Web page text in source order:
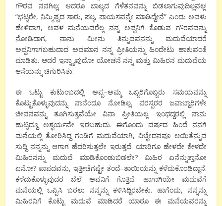
ಗೌರವ
ನನಗಿಲ್ಲ;ಆದರೂ ಬಾಲ್ಯದ ಗೆಳೆತನವನ್ನು ಬಿಡಲಾಗುವುದಿಲ್ಲವಲ್ಲ!
“ಭಟ್ಟರೇ, ನಿಮ್ಮಿಷ್ಟದ ಸಾರು,ಪಲ್ಯ, ಪಾಯಸವನ್ನೇ ಮಾಡಿದ್ದೇನೆ”ಎಂದು ಅವಳು
ಹೇಳಿದಾಗ, ಅವಳ ಮನೆಯವರೆಲ್ಲ ನನ್ನ ಅಪ್ಪನಿಗೆ ಕೊಡುವ ಗೌರವವನ್ನು
ನೋಡಿದಾಗ,ನಾನು ಮೀನು ತಿನ್ನುವವನನ್ನು
ಮದುವೆಯಾದರೆ
ಅಪ್ಪನಿಗಾಗಬಹುದಾದ ಅವಮಾನ ನನ್ನ ಪ್ರೀತಿಯನ್ನು ಹಿಂದೇಟು ಹಾಕುವಂತೆ
ಮಾಡಿತು.ಆದರೆ ಇನ್ನ್ಯಾವುದೋ ಯೋಚನೆ ನನ್ನ ಮತ್ತು ಮಿಹಿರನ ಮದುವೆಯ
ಆಸೆಯನ್ನು ಚಿಗುರಿಸಿತು.
ಈ ಒಟ್ಟು ಕುಟುಂಬದಲ್ಲಿ ಅಪ್ಪ–ಅಮ್ಮ ಒಬ್ಬರಿಗೊಬ್ಬರು
ಸಮಯವನ್ನು
ಕೊಟ್ಟುಕೊಳ್ಳುವುದನ್ನು
ನಾನೆಂದೂ ನೋಡಿಲ್ಲ. ಪರಸ್ಪರರ
ಜವಾಬ್ದಾರಿಗಳೇ
ಜೀವನವನ್ನು
ತೂಗಿಸುತ್ತವೆಯೇ ವಿನಾ ಪ್ರೀತಿಯಲ್ಲ.ಇಂಥದ್ದರಲ್ಲಿ
ನಾನು
ಹುಟ್ಟಿದ್ದೂ ಅಶ್ಛರ್ಯವೇ ಇರಬಹುದು. ಈಗೊಂದು ವರ್ಷದ ಹಿಂದೆ ನನಗೆ
ಮನೆಯಲ್ಲಿ ತೋರಿಸಿದ್ದ ಗಂಡಿಗೆ ಮದುವೆಯಾಗಿ, ವಿಚ್ಛೇದನವೂ ಆಯಿತೆನ್ನುವ
ಸುದ್ದಿ ನನ್ನನ್ನು ಆಗಾಗ ಹೆದರಿಸುತ್ತಲೇ ಇರುತ್ತದೆ. ಯಾರಿಗೂ ಹೇಳದೇ ಕೇಳದೇ
ಮಿಹಿರನನ್ನು
ಮದುವೆ ಮಾಡಿಕೊಂಡುಬಿಡಲೇ? ಮಿಹಿರ
ಏನೆನ್ನುತ್ತಾನೋ
ಏನೋ?ಪಾಪದವನು,ಇತ್ತೀಚೆಗಷ್ಟೇ ತಂದೆ–ತಾಯಿಯನ್ನು ಕಳೆದುಕೊಂಡಿದ್ದಾನೆ.
ಕಳೆದುಕೊಳ್ಳುವುದರ
ಬೆಲೆ ಅವನಿಗೆ ಗೊತ್ತಿದೆ.ಹಾಗಾಗಿಯೇ
ಮದುವೆಗೆ
ಮನೆಯಲ್ಲಿ ಒಪ್ಪಿಸಿ ಬರಲು ನನ್ನನ್ನು ಕಳಿಸಿದ್ದಿರಬೇಕು.ಹಾಗೆಂದು, ನನ್ನನ್ನು
ಮಿಹಿರನಿಗೆ
ಕೊಟ್ಟು ಮದುವೆ ಮಾಡಿದರೆ ಯಾರೂ ಈ
ಮನೆಯವರನ್ನು